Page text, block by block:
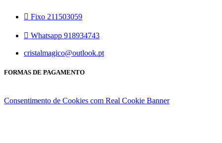
Fixo 211503059
Whatsapp 918934743
cristalmagico@outlook.pt
FORMAS DE PAGAMENTO
Consentimento de Cookies com Real Cookie Banner